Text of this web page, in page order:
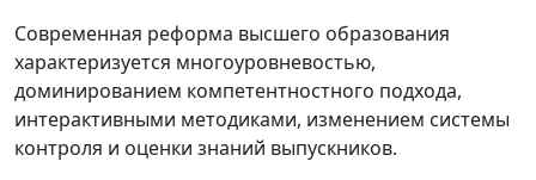
Современная реформа высшего образования
характеризуется многоуровневостью,
доминированием компетентностного подхода,
интерактивными методиками, изменением системы
контроля и оценки знаний выпускников.